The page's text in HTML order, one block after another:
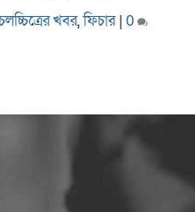
খবর,ফিচার|0